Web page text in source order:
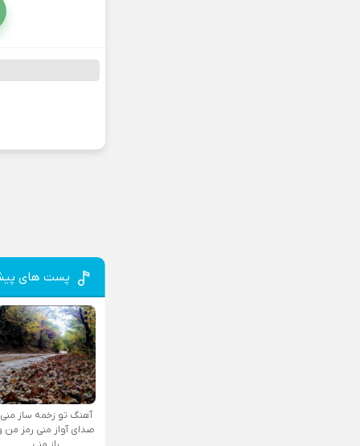
پست های
آهنگ تو زخمه ساز منی
صدای آواز منی رمز من